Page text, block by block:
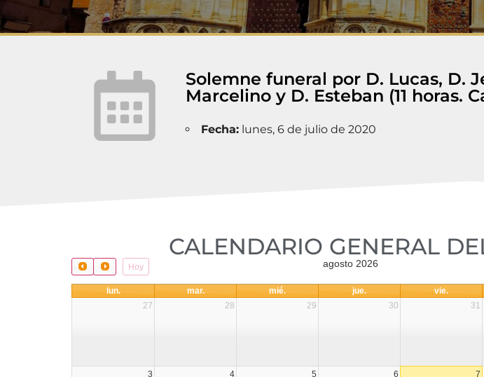
Solemne funeral por D. Lucas, D.
Marcelino y D. Esteban (11 horas.
Fecha:lunes, 6 de julio de 2020
CALENDARIO GENERAL
Hoy agosto 2026
lun. mar. mié. jue. vie.
27
28 29 30 31
3 4 5 6 7